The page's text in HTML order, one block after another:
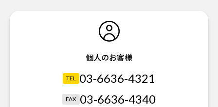
個人のお客様
TEL 03-6636-4321
FAX 03-6636-4340